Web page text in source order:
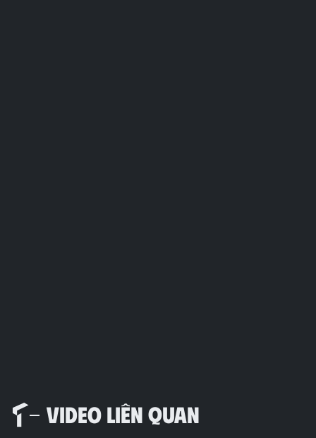
VIDEO LIÊN QUAN